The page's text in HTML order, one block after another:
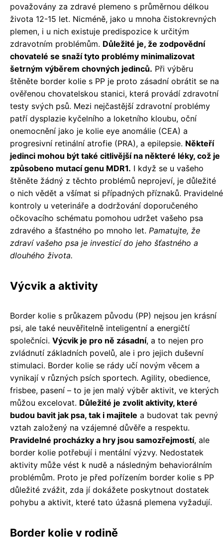
považovány za zdravé plemeno s průměrnou délkou
života 12-15 let. Nicméně, jako u mnoha čistokrevných
plemen, i u nich existuje predispozice k určitým
zdravotním problémům. Důležité je, že zodpovědní
chovatelé se snaží tyto problémy minimalizovat
šetrným výběrem chovných jedinců. Při výběru
štěněte border kolie s PP je proto zásadní obrátit se na
ověřenou chovatelskou stanici, která provádí zdravotní
testy svých psů. Mezi nejčastější zdravotní problémy
patří dysplazie kyčelního a loketního kloubu, oční
onemocnění jako je kolie eye anomálie (CEA) a
progresivní retinální atrofie (PRA), a epilepsie. Někteří
jedinci mohou být také citlivější na některé léky, což je
způsobeno mutací genu MDR1. I když se u vašeho
štěněte žádný z těchto problémů neprojeví, je důležité
o nich vědět a všímat si případných příznaků. Pravidelné
kontroly u veterináře a dodržování doporučeného
očkovacího schématu pomohou udržet vašeho psa
zdravého a šťastného po mnoho let. Pamatujte, že
zdraví vašeho psa je investicí do jeho šťastného a
dlouhého života.
Výcvik a aktivity
Border kolie s průkazem původu (PP) nejsou jen krásní
psi, ale také neuvěřitelně inteligentní a energičtí
společníci. Výcvik je pro ně zásadní, a to nejen pro
zvládnutí základních povelů, ale i pro jejich duševní
stimulaci. Border kolie se rády učí novým věcem a
vynikají v různých psích sportech. Agility, obedience,
frisbee, pasení – to je jen malý výběr aktivit, ve kterých
můžou excelovat. Důležité je zvolit aktivity, které
budou bavit jak psa, tak i majitele a budovat tak pevný
vztah založený na vzájemné důvěře a respektu.
Pravidelné procházky a hry jsou samozřejmostí, ale
border kolie potřebují i mentální výzvy. Nedostatek
aktivity může vést k nudě a následným behaviorálním
problémům. Proto je před pořízením border kolie s PP
důležité zvážit, zda jí dokážete poskytnout dostatek
pohybu a aktivit, které tato úžasná plemena vyžadují.
Border kolie v rodině